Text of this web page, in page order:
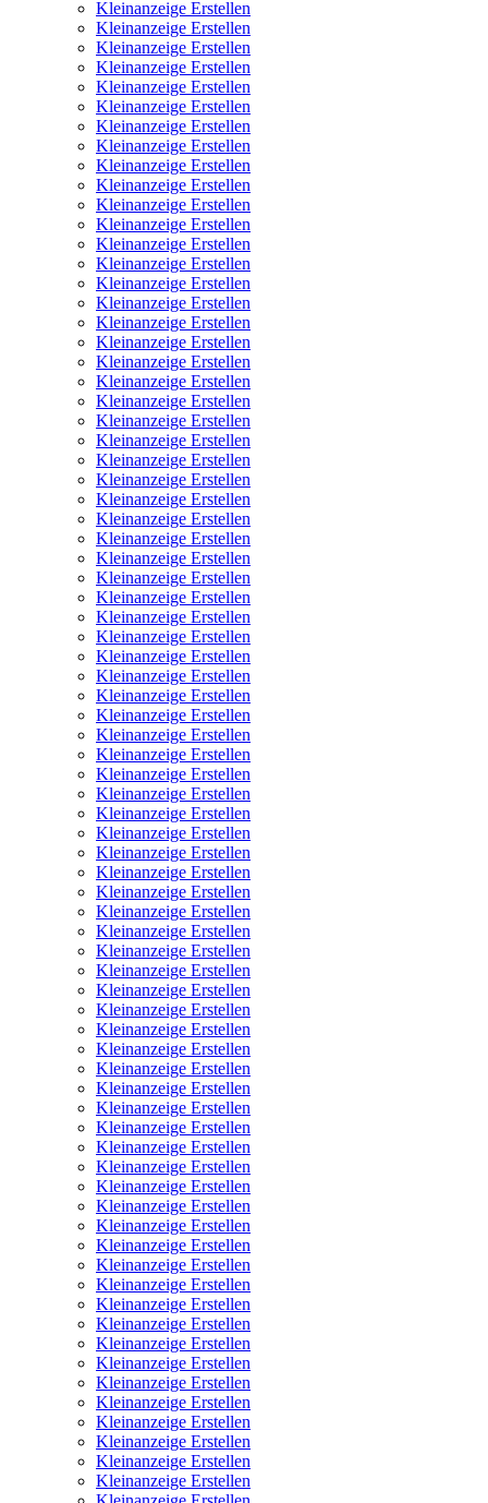
Kleinanzeige Erstellen
Kleinanzeige Erstellen
Kleinanzeige Erstellen
Kleinanzeige Erstellen
Kleinanzeige Erstellen
Kleinanzeige Erstellen
Kleinanzeige Erstellen
Kleinanzeige Erstellen
Kleinanzeige Erstellen
Kleinanzeige Erstellen
Kleinanzeige Erstellen
Kleinanzeige Erstellen
Kleinanzeige Erstellen
Kleinanzeige Erstellen
Kleinanzeige Erstellen
Kleinanzeige Erstellen
Kleinanzeige Erstellen
Kleinanzeige Erstellen
Kleinanzeige Erstellen
Kleinanzeige Erstellen
Kleinanzeige Erstellen
Kleinanzeige Erstellen
Kleinanzeige Erstellen
Kleinanzeige Erstellen
Kleinanzeige Erstellen
Kleinanzeige Erstellen
Kleinanzeige Erstellen
Kleinanzeige Erstellen
Kleinanzeige Erstellen
Kleinanzeige Erstellen
Kleinanzeige Erstellen
Kleinanzeige Erstellen
Kleinanzeige Erstellen
Kleinanzeige Erstellen
Kleinanzeige Erstellen
Kleinanzeige Erstellen
Kleinanzeige Erstellen
Kleinanzeige Erstellen
Kleinanzeige Erstellen
Kleinanzeige Erstellen
Kleinanzeige Erstellen
Kleinanzeige Erstellen
Kleinanzeige Erstellen
Kleinanzeige Erstellen
Kleinanzeige Erstellen
Kleinanzeige Erstellen
Kleinanzeige Erstellen
Kleinanzeige Erstellen
Kleinanzeige Erstellen
Kleinanzeige Erstellen
Kleinanzeige Erstellen
Kleinanzeige Erstellen
Kleinanzeige Erstellen
Kleinanzeige Erstellen
Kleinanzeige Erstellen
Kleinanzeige Erstellen
Kleinanzeige Erstellen
Kleinanzeige Erstellen
Kleinanzeige Erstellen
Kleinanzeige Erstellen
Kleinanzeige Erstellen
Kleinanzeige Erstellen
Kleinanzeige Erstellen
Kleinanzeige Erstellen
Kleinanzeige Erstellen
Kleinanzeige Erstellen
Kleinanzeige Erstellen
Kleinanzeige Erstellen
Kleinanzeige Erstellen
Kleinanzeige Erstellen
Kleinanzeige Erstellen
Kleinanzeige Erstellen
Kleinanzeige Erstellen
Kleinanzeige Erstellen
Kleinanzeige Erstellen
Kleinanzeige Erstellen